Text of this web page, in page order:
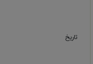
تاریخ